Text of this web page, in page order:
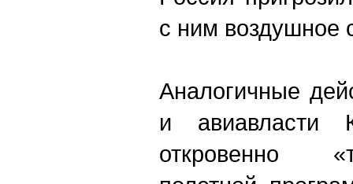
с ним воздушное
Аналогичные
и авиавласти
откровенно